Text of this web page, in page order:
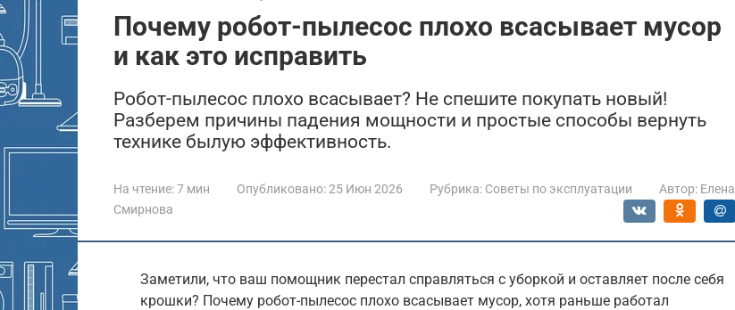
Почему робот-пылесос плохо всасывает мусор
и как это исправить
Робот-пылесос плохо всасывает? Не спешите покупать новый!
Разберем причины падения мощности и простые способы вернуть
технике былую эффективность.
На чтение:7 мин Опубликовано:25 Июн 2026 Рубрика: Советы по эксплуатации Автор: Елена
Смирнова
Заметили, что ваш помощник перестал справляться с уборкой и оставляет после себя
крошки? Почему робот-пылесос плохо всасывает мусор, хотя раньше работал